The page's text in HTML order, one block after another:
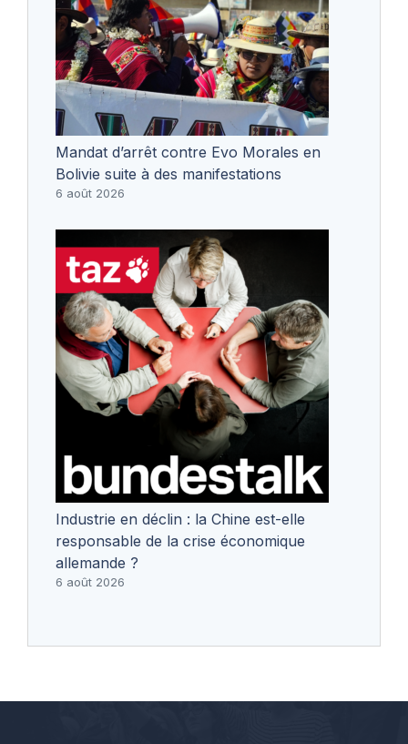
Mandat d’arrêt contre Evo Morales en
Bolivie suite à des manifestations
6 août 2026
Industrie en déclin : la Chine est-elle
responsable de la crise économique
allemande ?
6 août 2026